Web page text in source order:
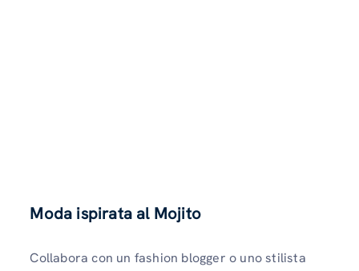
Moda ispirata al Mojito
Collabora con un fashion blogger o uno stilista